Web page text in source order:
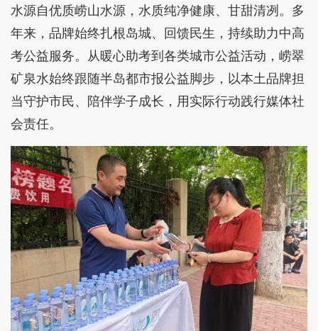
水源自优质崂山水源，水质纯净健康、甘甜清冽。多
年来，品牌始终扎根岛城、回馈民生，持续助力中高
考公益服务。从暖心助考到各类城市公益活动，崂翠
矿泉水始终跟随半岛都市报公益脚步，以本土品牌担
当守护市民、陪伴学子成长，用实际行动践行媒体社
会责任。